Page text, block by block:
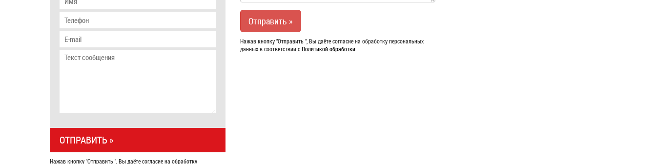
Нажав кнопку "Отправить ", Вы даёте согласие на обработку персональных
данных в соответствии сПолитикой обработки
Нажав кнопку "Отправить ", Вы даёте согласие на обработку